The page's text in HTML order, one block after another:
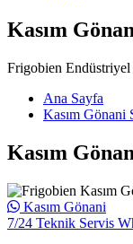
Kasım
Frigobien Endüstriyel
Ana Sayfa
Kasım Gönani
Kasım
Kasım Gönani
7/24 Teknik Servis